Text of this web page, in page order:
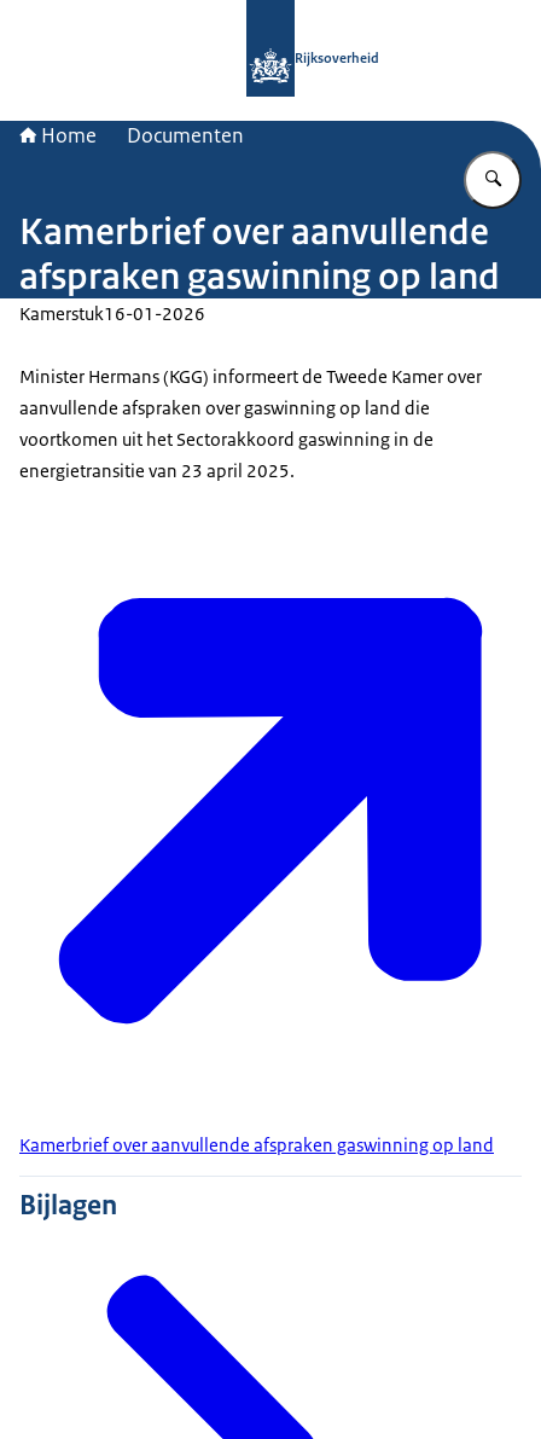
Rijksoverheid
Home Documenten
Kamerbrief over aanvullende
afspraken gaswinning op land
Kamerstuk16-01-2026
Minister Hermans (KGG) informeert de Tweede Kamer over
aanvullende afspraken over gaswinning op land die
voortkomen uit het Sectorakkoord gaswinning in de
energietransitie van 23 april 2025.
Kamerbrief over aanvullende afspraken gaswinning op land
Bijlagen